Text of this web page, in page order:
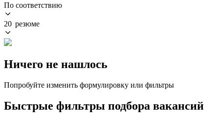
По соответствию
20 резюме
Ничего не нашлось
Попробуйте изменить формулировку или фильтры
Быстрые фильтры подбора вакансий